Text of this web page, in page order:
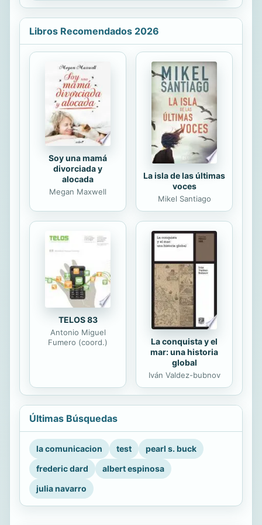
Se detiene también la autora a
examinar la igualdad efectiva en
materia de representación política y
recoge la iniciativas legislativas a
favor de la democracia
representativa paritaria en el
ordenamiento jurídico español.
Libros Recomendados 2026
Soy una mamá
divorciada y
alocada
Megan Maxwell
La isla de las últimas
voces
Mikel Santiago
TELOS 83
Antonio Miguel
Fumero (coord.)
La conquista y el
mar: una historia
global
Iván Valdez-bubnov
Últimas Búsquedas
la comunicacion test
pearl s. buck
frederic dard
albert espinosa
julia navarro